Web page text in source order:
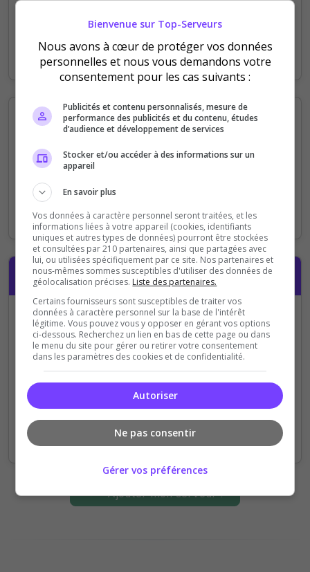
Serveur Mumble
Serveur Discord
Informations supplémentaires
Chaîne Twitch
https://www.twitch.tv/
Optionnel : ajoutez votre chaîne Twitch pour promouvoir
vos streams
Compte
Avez-vous déjà un compte ?
Je me connecte avec
mon compteTop-
Serveurs
Je crée mon
compte (en 10
secondes)
Ajouter mon serveur !
Bienvenue sur Top-Serveurs
Nous avons à cœur de protéger vos données
personnelles et nous vous demandons votre
consentement pour les cas suivants :
Publicités et contenu personnalisés, mesure de
performance des publicités et du contenu, études
d’audience et développement de services
Stocker et/ou accéder à des informations sur un
appareil
En savoir plus
Vos données à caractère personnel seront traitées, et les
informations liées à votre appareil (cookies, identifiants
uniques et autres types de données) pourront être stockées
et consultées par 210 partenaires, ainsi que partagées avec
lui, ou utilisées spécifiquement par ce site. Nos partenaires et
nous-mêmes sommes susceptibles d'utiliser des données de
géolocalisation précises. Liste des partenaires.
Certains fournisseurs sont susceptibles de traiter vos
données à caractère personnel sur la base de l'intérêt
légitime. Vous pouvez vous y opposer en gérant vos options
ci-dessous. Recherchez un lien en bas de cette page ou dans
le menu du site pour gérer ou retirer votre consentement
dans les paramètres des cookies et de confidentialité.
Autoriser
Ne pas consentir
Gérer vos préférences